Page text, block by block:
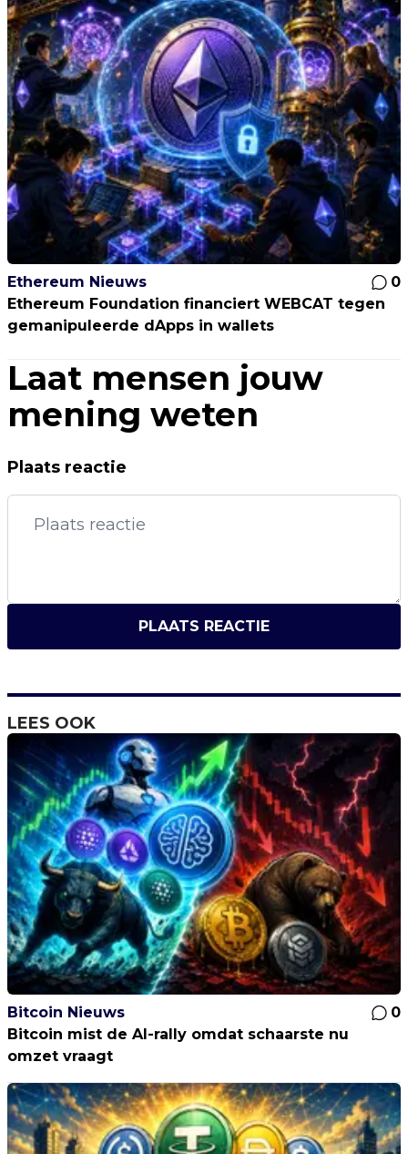
Ethereum Nieuws
0
Ethereum Foundation financiert WEBCAT tegen
gemanipuleerde dApps in wallets
Laat mensen jouw
mening weten
Plaats reactie
PLAATS REACTIE
LEES OOK
Bitcoin Nieuws
0
Bitcoin mist de AI-rally omdat schaarste nu
omzet vraagt